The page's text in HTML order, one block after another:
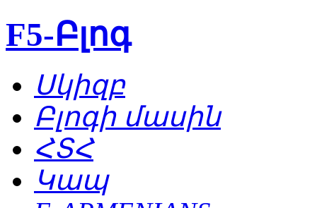
F5-Բլոգ
Սկիզբ
Բլոգի մասին
ՀՏՀ
Կապ